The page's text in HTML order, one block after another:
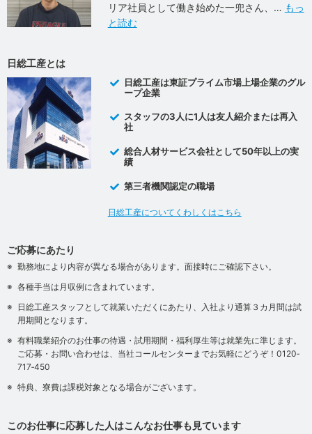
リア社員として働き始めた一兜さん、
もっ
と読む
日総工産とは
日総工産は東証プライム市場上場企業のグル
ープ企業
スタッフの3人に1人は友人紹介または再入
社
総合人材サービス会社として50年以上の実
績
第三者機関認定の職場
日総工産についてくわしくはこちら
ご応募にあたり
勤務地により内容が異なる場合があります。面接時にご確認下さい。
各種手当は月収例に含まれています。
日総工産スタッフとして就業いただくにあたり、入社より通算３カ月間は試
用期間となります。
有料職業紹介のお仕事の待遇・試用期間・福利厚生等は就業先に準じます。
ご応募・お問い合わせは、当社コールセンターまでお気軽にどうぞ！0120‐
717‐450
特典、寮費は課税対象となる場合がございます。
このお仕事に応募した人はこんなお仕事も見ています